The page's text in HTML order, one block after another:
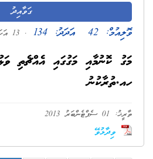
ގަވާއިދު
ވޮލިއުމް: 42 އަދަދު: 134 . 13 އަހަރު ކުރިން
މަގު ކޮނުމާއި މަގުގައި އެއްޗެތި
ހއ.ތުރާކުނު
ތާރީޚު: 01 ސެޕްޓެންބަރު 2013
ވިދާޅުވޭ